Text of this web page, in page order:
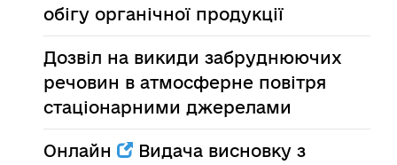
обігу органічної продукції
Дозвіл на викиди забруднюючих
речовин в атмосферне повітря
стаціонарними джерелами
Онлайн
Видача висновку з